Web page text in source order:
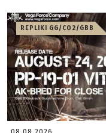
REPLIKI GG/CO2/GBB